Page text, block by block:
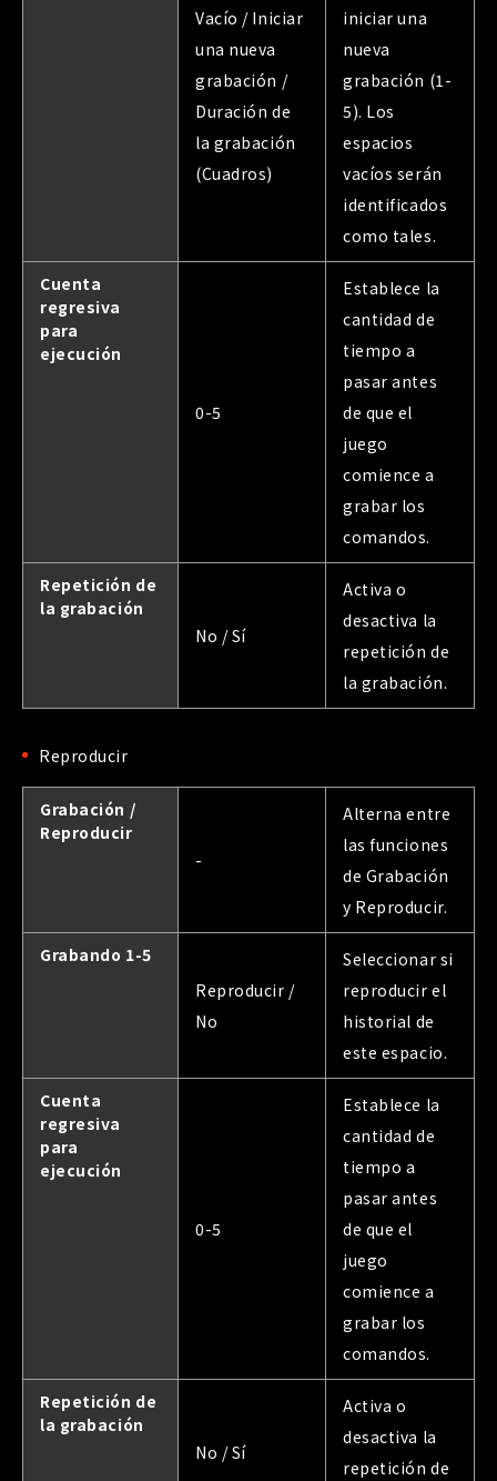
Vacío / Iniciar
una nueva
grabación /
Duración de
la grabación
(Cuadros)
iniciar una
nueva
grabación (1-
5). Los
espacios
vacíos serán
identificados
como tales.
Cuenta
regresiva
para
ejecución
0-5
Establece la
cantidad de
tiempo a
pasar antes
de que el
juego
comience a
grabar los
comandos.
Repetición de
la grabación
No / Sí
Activa o
desactiva la
repetición de
la grabación.
Reproducir
Grabación /
Reproducir
-
Alterna entre
las funciones
de Grabación
y Reproducir.
Grabando 1-5
Reproducir /
No
Seleccionar si
reproducir el
historial de
este espacio.
Cuenta
regresiva
para
ejecución
0-5
Establece la
cantidad de
tiempo a
pasar antes
de que el
juego
comience a
grabar los
comandos.
Repetición de
la grabación
No / Sí
Activa o
desactiva la
repetición de